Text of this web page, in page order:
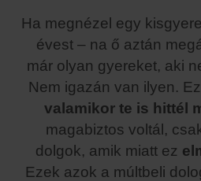
Ha megnézel egy
évest – na ő aztán
már olyan gyereket, aki
Nem igazán van ilyen.
valamikor te is hittél
magabiztos voltál,
dolgok, amik miatt ez
Ezek azok a múltbeli